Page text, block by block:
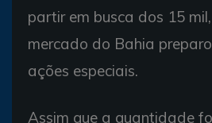
partir em busca dos 15
mercado do Bahia
ações especiais.
Assim que a quantidade